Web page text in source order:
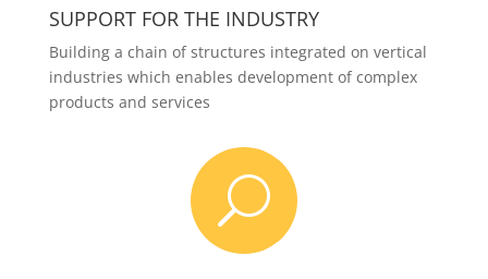
SUPPORT FOR THE INDUSTRY
Building a chain of structures integrated on vertical
industries which enables development of complex
products and services
U